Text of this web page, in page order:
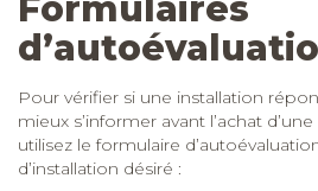
Pour vérifier si une installation
mieux s’informer avant l’achat
utilisez le formulaire
d’installation désiré :